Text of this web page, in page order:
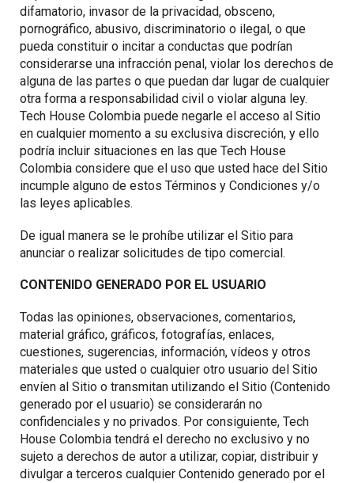
difamatorio, invasor de la privacidad, obsceno,
pornográfico, abusivo, discriminatorio o ilegal, o que
pueda constituir o incitar a conductas que podrían
considerarse una infracción penal, violar los derechos de
alguna de las partes o que puedan dar lugar de cualquier
otra forma a responsabilidad civil o violar alguna ley.
Tech House Colombia puede negarle el acceso al Sitio
en cualquier momento a su exclusiva discreción, y ello
podría incluir situaciones en las que Tech House
Colombia considere que el uso que usted hace del Sitio
incumple alguno de estos Términos y Condiciones y/o
las leyes aplicables.
De igual manera se le prohíbe utilizar el Sitio para
anunciar o realizar solicitudes de tipo comercial.
CONTENIDO GENERADO POR EL USUARIO
Todas las opiniones, observaciones, comentarios,
material gráfico, gráficos, fotografías, enlaces,
cuestiones, sugerencias, información, vídeos y otros
materiales que usted o cualquier otro usuario del Sitio
envíen al Sitio o transmitan utilizando el Sitio (Contenido
generado por el usuario) se considerarán no
confidenciales y no privados. Por consiguiente, Tech
House Colombia tendrá el derecho no exclusivo y no
sujeto a derechos de autor a utilizar, copiar, distribuir y
divulgar a terceros cualquier Contenido generado por el